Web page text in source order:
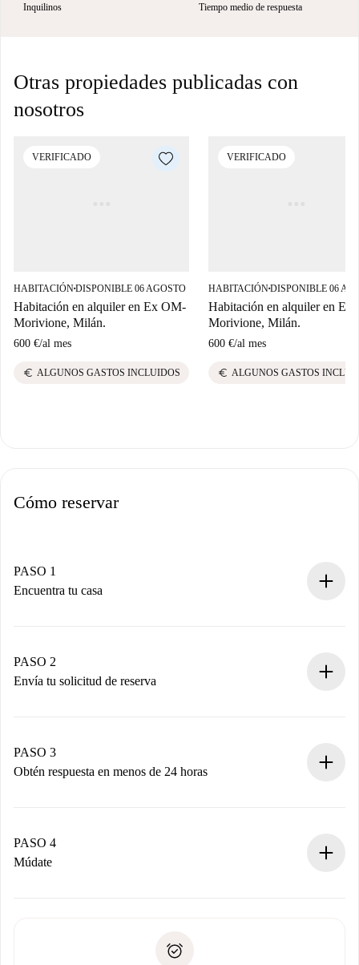
Inquilinos Tiempo medio de respuesta
Otras propiedades publicadas con
nosotros
VERIFICADO
HABITACIÓN■DISPONIBLE 06 AGOSTO
Habitación en alquiler en Ex OM-
Morivione, Milán.
600 €/al mes
euro ALGUNOS GASTOS INCLUIDOS
VERIFICADO
HABITACIÓN■DISPONIBLE 06
Habitación en alquiler en Ex
Morivione, Milán.
600 €/al mes
euro ALGUNOS GASTOS
Cómo reservar
PASO 1
Encuentra tu casa
Tienes toda la información necesaria por adelantado.
PASO 2
Envía tu solicitud de reserva
propietario acepte.
PASO 3
Obtén respuesta en menos de 24 horas
contacto con el propietario.
Si es rechazada: No te haremos ningún cargo y te
Prueba de solvencia
PASO 4
Múdate
no nos comunicas ningún problema.